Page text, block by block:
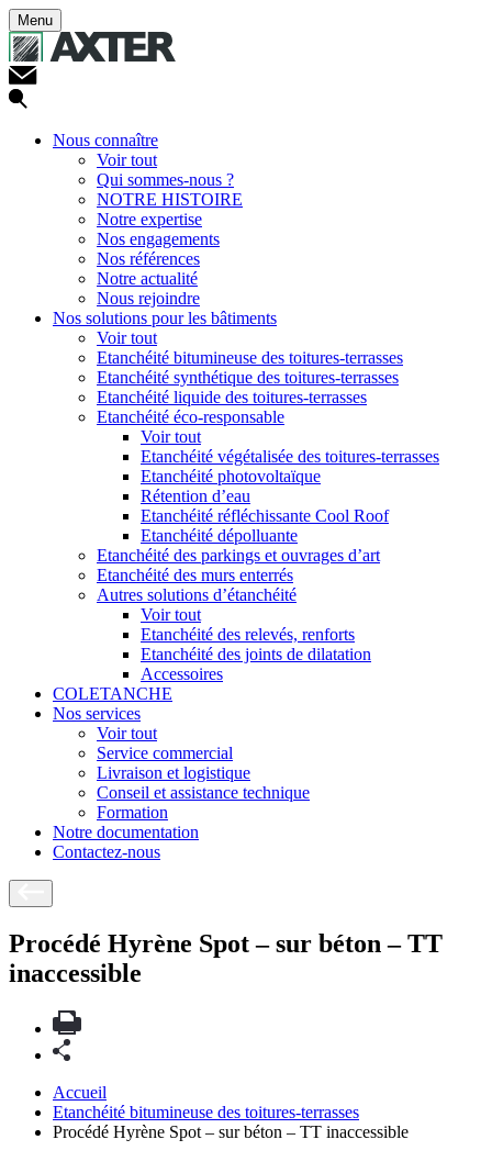
Menu
Nous connaître
Voir tout
Qui sommes-nous ?
NOTRE HISTOIRE
Notre expertise
Nos engagements
Nos références
Notre actualité
Nous rejoindre
Nos solutions pour les bâtiments
Voir tout
Etanchéité bitumineuse des toitures-terrasses
Etanchéité synthétique des toitures-terrasses
Etanchéité liquide des toitures-terrasses
Etanchéité éco-responsable
Voir tout
Etanchéité végétalisée des toitures-terrasses
Etanchéité photovoltaïque
Rétention d’eau
Etanchéité réfléchissante Cool Roof
Etanchéité dépolluante
Etanchéité des parkings et ouvrages d’art
Etanchéité des murs enterrés
Autres solutions d’étanchéité
Voir tout
Etanchéité des relevés, renforts
Etanchéité des joints de dilatation
Accessoires
COLETANCHE
Nos services
Voir tout
Service commercial
Livraison et logistique
Conseil et assistance technique
Formation
Notre documentation
Contactez-nous
Procédé Hyrène Spot – sur béton – TT
inaccessible
Accueil
Etanchéité bitumineuse des toitures-terrasses
Procédé Hyrène Spot – sur béton – TT inaccessible